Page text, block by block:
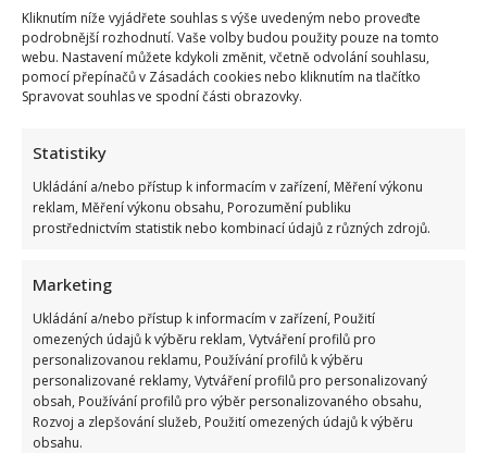
Kliknutím níže vyjádřete souhlas s výše uvedeným nebo proveďte
podrobnější rozhodnutí. Vaše volby budou použity pouze na tomto
webu. Nastavení můžete kdykoli změnit, včetně odvolání souhlasu,
pomocí přepínačů v Zásadách cookies nebo kliknutím na tlačítko
Spravovat souhlas ve spodní části obrazovky.
Statistiky
Ukládání a/nebo přístup k informacím v zařízení, Měření výkonu
reklam, Měření výkonu obsahu, Porozumění publiku
prostřednictvím statistik nebo kombinací údajů z různých zdrojů.
Marketing
Ukládání a/nebo přístup k informacím v zařízení, Použití
omezených údajů k výběru reklam, Vytváření profilů pro
personalizovanou reklamu, Používání profilů k výběru
personalizované reklamy, Vytváření profilů pro personalizovaný
obsah, Používání profilů pro výběr personalizovaného obsahu,
Rozvoj a zlepšování služeb, Použití omezených údajů k výběru
obsahu.